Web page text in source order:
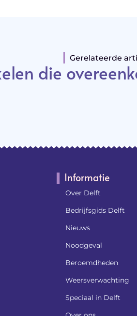
Gerelateerde
die
Informatie
Over Delft
Bedrijfsgids Delft
Nieuws
Noodgeval
Beroemdheden​
Weersverwachting
Speciaal in Delft